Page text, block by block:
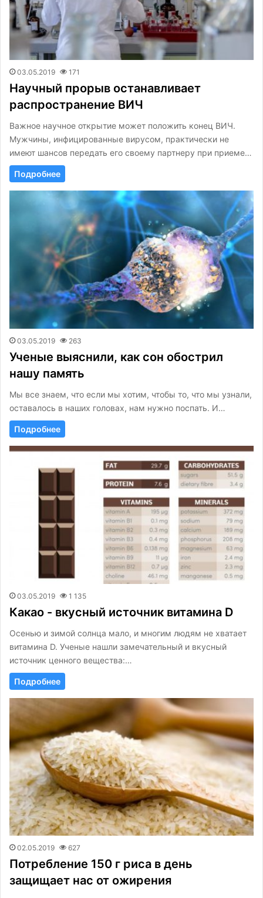
03.05.2019 171
Научный прорыв останавливает
распространение ВИЧ
Важное научное открытие может положить конец ВИЧ.
Мужчины, инфицированные вирусом, практически не
имеют шансов передать его своему партнеру при приеме…
Подробнее
03.05.2019 263
Ученые выяснили, как сон обострил
нашу память
Мы все знаем, что если мы хотим, чтобы то, что мы узнали,
оставалось в наших головах, нам нужно поспать. И…
Подробнее
03.05.2019 1 135
Какао - вкусный источник витамина D
Осенью и зимой солнца мало, и многим людям не хватает
витамина D. Ученые нашли замечательный и вкусный
источник ценного вещества:…
Подробнее
02.05.2019 627
Потребление 150 г риса в день
защищает нас от ожирения